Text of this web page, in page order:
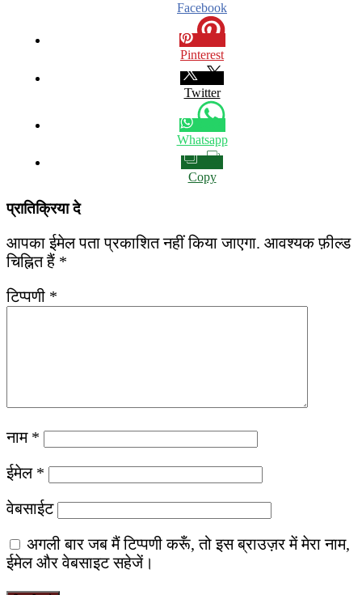
Facebook
Pinterest
Twitter
Whatsapp
Copy
प्रातिक्रिया दे
आपका ईमेल पता प्रकाशित नहीं किया जाएगा. आवश्यक फ़ील्ड
चिह्नित हैं *
टिप्पणी *
नाम *
ईमेल *
वेबसाईट
अगली बार जब मैं टिप्पणी करूँ, तो इस ब्राउज़र में मेरा नाम,
ईमेल और वेबसाइट सहेजें।